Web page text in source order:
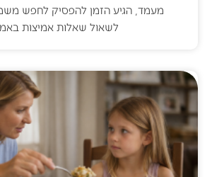
מעמד, הגיע הזמן להפסיק לחפש
לשאול שאלות אמיצות